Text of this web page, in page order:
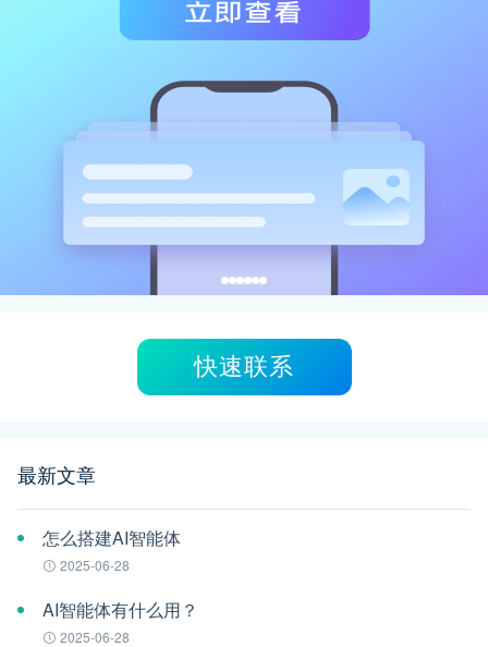
快速联系
最新文章
怎么搭建AI智能体
2025-06-28
AI智能体有什么用？
2025-06-28